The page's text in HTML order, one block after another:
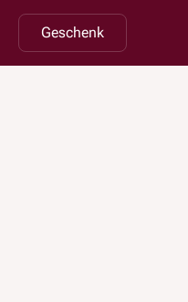
Geschenk